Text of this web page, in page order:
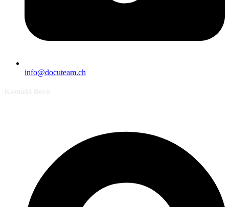
info@docuteam.ch